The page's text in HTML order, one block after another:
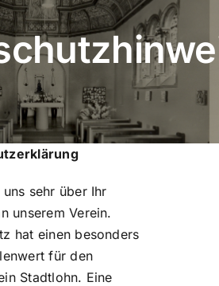
sehr über Ihr
unserem Verein.
hat einen besonders
für den
Stadtlohn. Eine